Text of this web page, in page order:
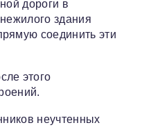
дороги в
здания
соединить эти
этого
неучтенных